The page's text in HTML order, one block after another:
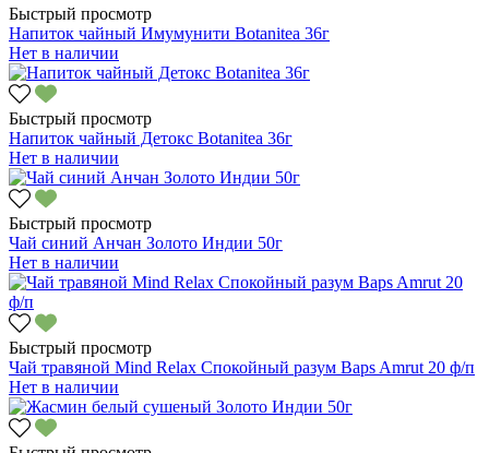
Быстрый просмотр
Напиток чайный Имумунити Botanitea 36г
Нет в наличии
Быстрый просмотр
Напиток чайный Детокс Botanitea 36г
Нет в наличии
Быстрый просмотр
Чай синий Анчан Золото Индии 50г
Нет в наличии
Быстрый просмотр
Чай травяной Mind Relax Спокойный разум Baps Amrut 20 ф/п
Нет в наличии